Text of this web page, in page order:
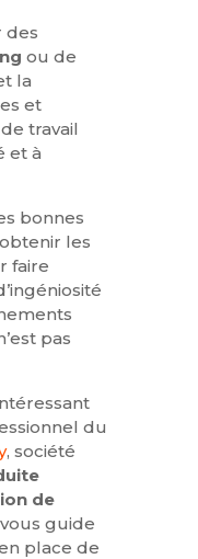
des
ou de
la
et
travail
et à
bonnes
les
faire
pas
du
, société
de
guide
place de